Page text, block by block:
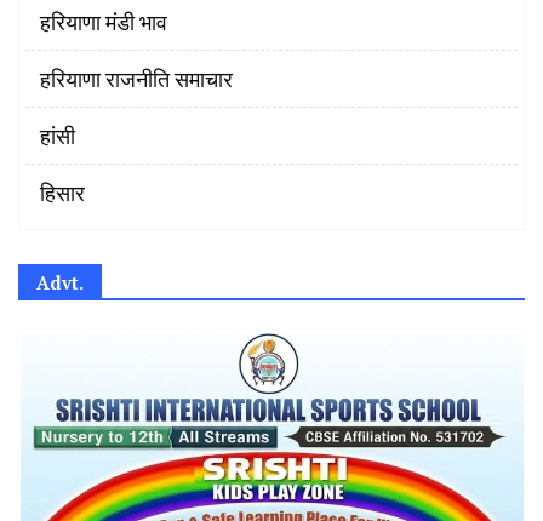
हरियाणा मंडी भाव
हरियाणा राजनीति समाचार
हांसी
हिसार
Advt.